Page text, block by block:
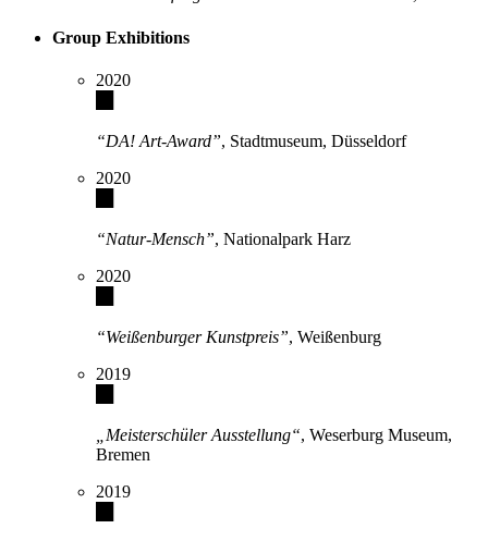
Group Exhibitions
2020
“DA! Art-Award”, Stadtmuseum, Düsseldorf
2020
“Natur-Mensch”, Nationalpark Harz
2020
“Weißenburger Kunstpreis”, Weißenburg
2019
„Meisterschüler Ausstellung“, Weserburg Museum,
Bremen
2019